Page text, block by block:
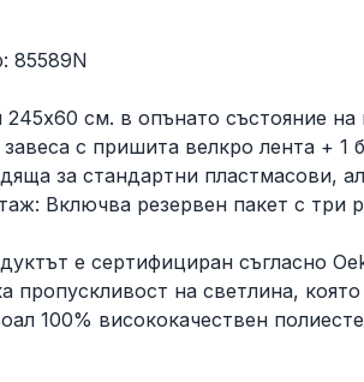
85589N
245х60 см. в опънато състояние на
с пришита велкро лента + 1
за стандартни пластмасови,
Включва резервен пакет с три
е сертифициран съгласно
пропускливост на светлина,
100% висококачествен